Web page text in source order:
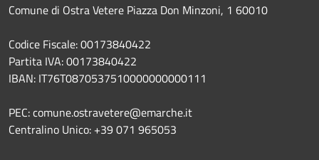
Comune di Ostra Vetere Piazza Don Minzoni, 1 60010
Codice Fiscale: 00173840422
Partita IVA: 00173840422
IBAN: IT76T0870537510000000000111
PEC: comune.ostravetere@emarche.it
Centralino Unico: +39 071 965053